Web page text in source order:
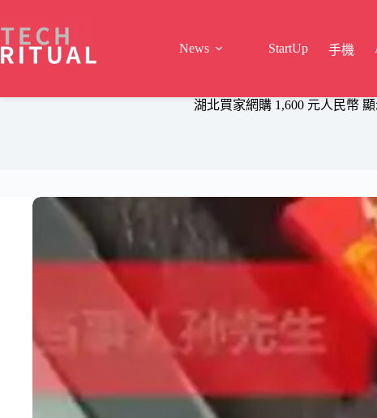
content
News
StartUp 手機
湖北買家網購 1,600 元人民幣